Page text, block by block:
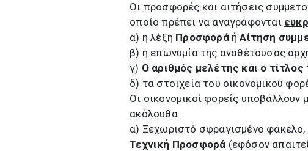
Οι προσφορές και αιτήσεις
οποίο πρέπει να αναγράφονται
α) η λέξη ΠροσφοράήΑίτηση
β) η επωνυμία της αναθέτουσας
γ) Ο αριθμός μελέτης και ο
δ) τα στοιχεία του οικονομικού
Οι οικονομικοί φορείς
ακόλουθα:
α) Ξεχωριστό σφραγισμένο φάκελο,
Τεχνική Προσφορά (εφόσον